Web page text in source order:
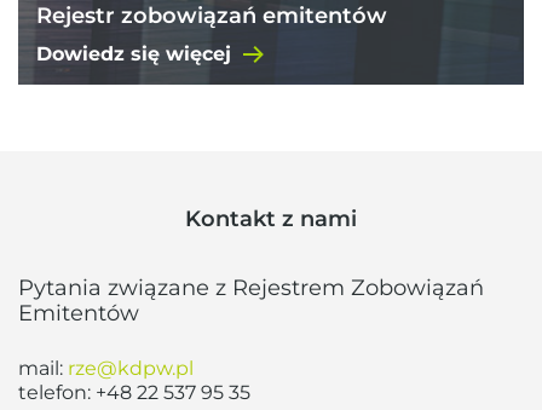
Rejestr zobowiązań emitentów
Dowiedz się więcej
Kontakt z nami
Pytania związane z Rejestrem Zobowiązań
Emitentów
mail: rze@kdpw.pl
telefon: +48 22 537 95 35